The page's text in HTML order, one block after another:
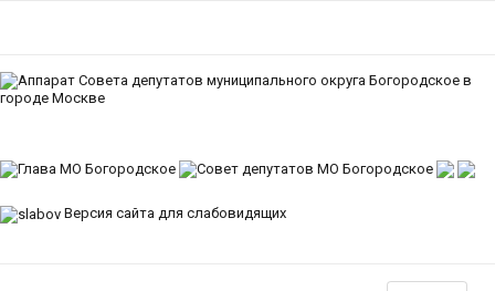
Версия сайта для слабовидящих